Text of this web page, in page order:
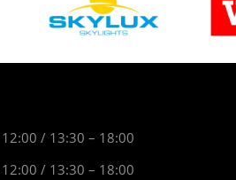
/ 13:30 – 18:00
/ 13:30 – 18:00